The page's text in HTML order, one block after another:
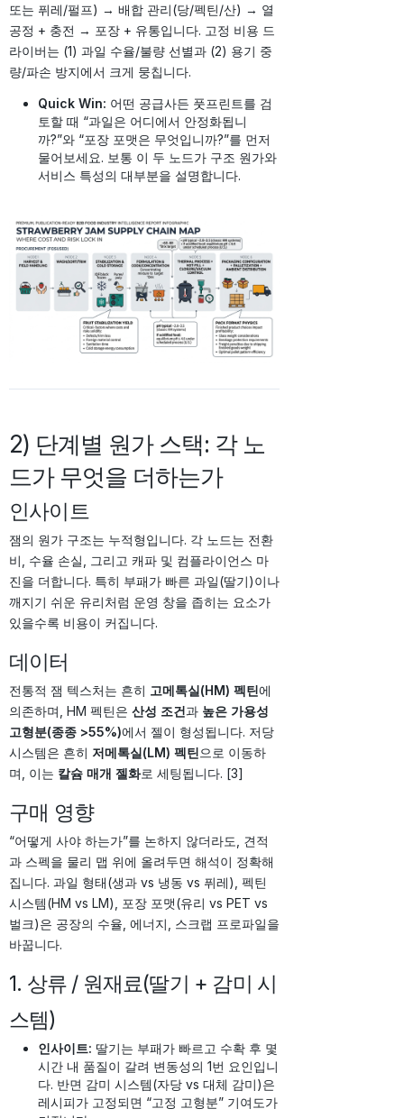
또는 퓌레/펄프) → 배합 관리(당/펙틴/산) → 열
공정 + 충전 → 포장 + 유통입니다. 고정 비용 드
라이버는 (1) 과일 수율/불량 선별과 (2) 용기 중
량/파손 방지에서 크게 뭉칩니다.
Quick Win: 어떤 공급사든 풋프린트를 검
토할 때 “과일은 어디에서 안정화됩니
까?”와 “포장 포맷은 무엇입니까?”를 먼저
물어보세요. 보통 이 두 노드가 구조 원가와
서비스 특성의 대부분을 설명합니다.
2) 단계별 원가 스택: 각 노
드가 무엇을 더하는가
인사이트
잼의 원가 구조는 누적형입니다. 각 노드는 전환
비, 수율 손실, 그리고 캐파 및 컴플라이언스 마
진을 더합니다. 특히 부패가 빠른 과일(딸기)이나
깨지기 쉬운 유리처럼 운영 창을 좁히는 요소가
있을수록 비용이 커집니다.
데이터
전통적 잼 텍스처는 흔히 고메톡실(HM) 펙틴에
의존하며, HM 펙틴은 산성 조건과 높은 가용성
고형분(종종 >55%)에서 젤이 형성됩니다. 저당
시스템은 흔히 저메톡실(LM) 펙틴으로 이동하
며, 이는 칼슘 매개 젤화로 세팅됩니다. [3]
구매 영향
“어떻게 사야 하는가”를 논하지 않더라도, 견적
과 스펙을 물리 맵 위에 올려두면 해석이 정확해
집니다. 과일 형태(생과 vs 냉동 vs 퓌레), 펙틴
시스템(HM vs LM), 포장 포맷(유리 vs PET vs
벌크)은 공장의 수율, 에너지, 스크랩 프로파일을
바꿉니다.
1. 상류 / 원재료(딸기 + 감미 시
스템)
인사이트: 딸기는 부패가 빠르고 수확 후 몇
시간 내 품질이 갈려 변동성의 1번 요인입니
다. 반면 감미 시스템(자당 vs 대체 감미)은
레시피가 고정되면 “고정 고형분” 기여도가